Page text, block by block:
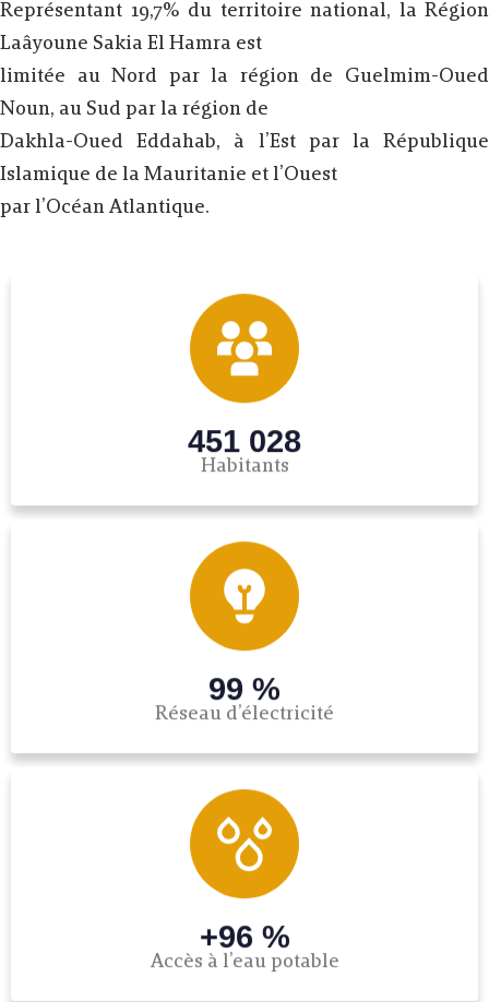
Représentant 19,7% du territoire national, la Région
Laâyoune Sakia El Hamra est
limitée au Nord par la région de Guelmim-Oued
Noun, au Sud par la région de
Dakhla-Oued Eddahab, à l’Est par la République
Islamique de la Mauritanie et l’Ouest
par l’Océan Atlantique.
451 028
Habitants
99 %
Réseau d’électricité
+96 %
Accès à l’eau potable